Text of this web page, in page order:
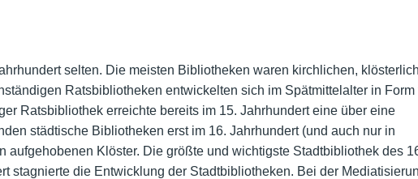
Häufige Fragen
Nutzungshinweise
selten. Die meisten Bibliotheken waren kirchlichen,
Ratsbibliotheken entwickelten sich im Spätmittelalter in Form
Ratsbibliothek erreichte bereits im 15. Jahrhundert eine über eine
städtische Bibliotheken erst im 16. Jahrhundert (und auch nur in
aufgehobenen Klöster. Die größte und wichtigste Stadtbibliothek des
stagnierte die Entwicklung der Stadtbibliotheken. Bei der